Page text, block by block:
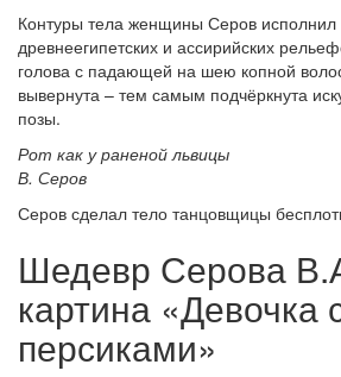
Контуры тела женщины Серов
древнеегипетских и ассирийских
голова с падающей на шею копной
вывернута – тем самым подчёркнута
позы.
Рот как у раненой львицы
В. Серов
Серов сделал тело танцовщицы
Шедевр Серова
картина «Девочка
персиками»